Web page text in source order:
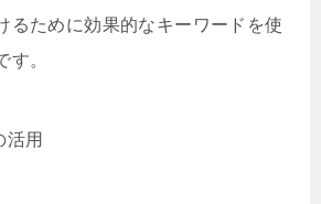
るために効果的なキーワードを使
す。
活用